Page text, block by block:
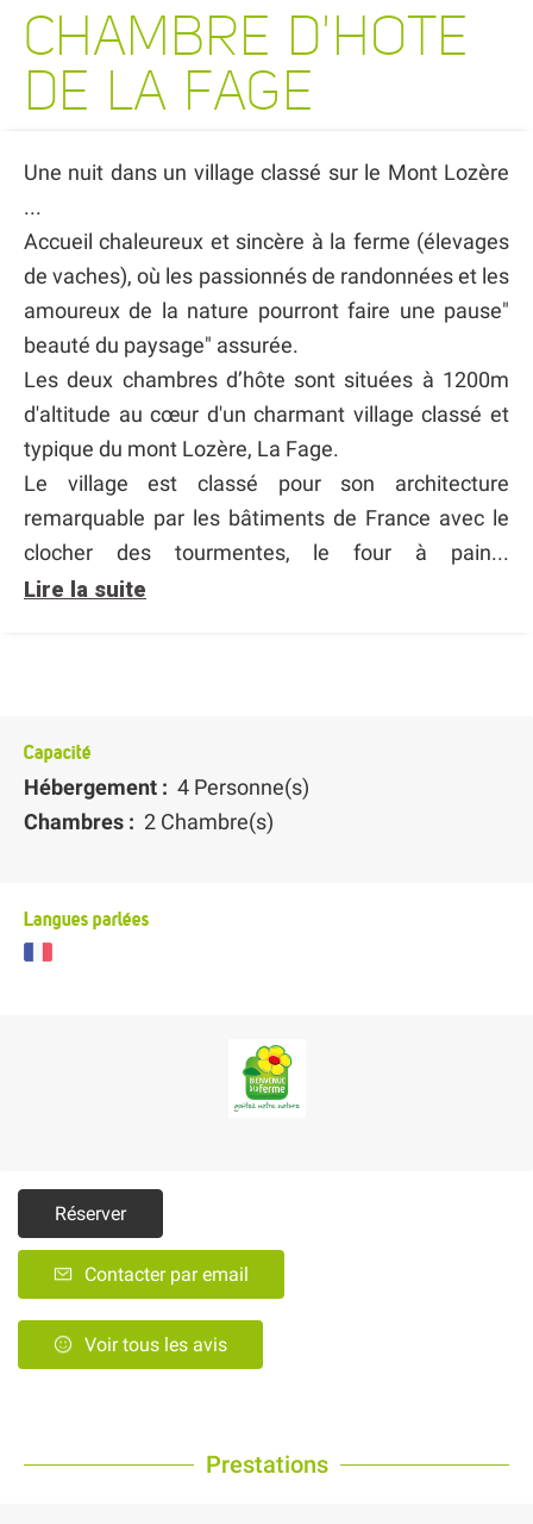
CHAMBRE D'HOTE
DE LA FAGE
Une nuit dans un village classé sur le Mont Lozère
...
Accueil chaleureux et sincère à la ferme (élevages
de vaches), où les passionnés de randonnées et les
amoureux de la nature pourront faire une pause"
beauté du paysage" assurée.
Les deux chambres d’hôte sont situées à 1200m
d'altitude au cœur d'un charmant village classé et
typique du mont Lozère, La Fage.
Le village est classé pour son architecture
remarquable par les bâtiments de France avec le
clocher des tourmentes, le four à pain...
Lire la suite
Capacité
Hébergement : 4 Personne(s)
Chambres : 2 Chambre(s)
Langues parlées
Réserver
Contacter par email
Voir tous les avis
Prestations